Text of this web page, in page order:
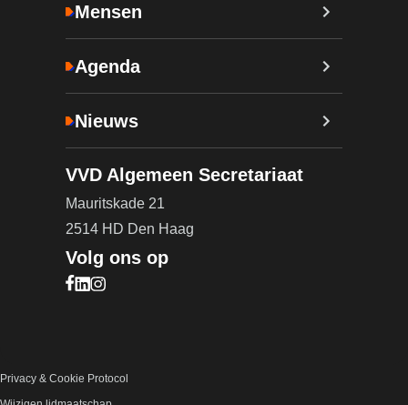
Mensen
Agenda
Nieuws
VVD Algemeen Secretariaat
Mauritskade 21
2514 HD Den Haag
Volg ons op
Bezoek onze Facebook pagina (opent in nieuw
Bezoek onze LinkedIn pagina (opent in nieuw
Bezoek onze Instagram pagina (opent in
Privacy & Cookie Protocol